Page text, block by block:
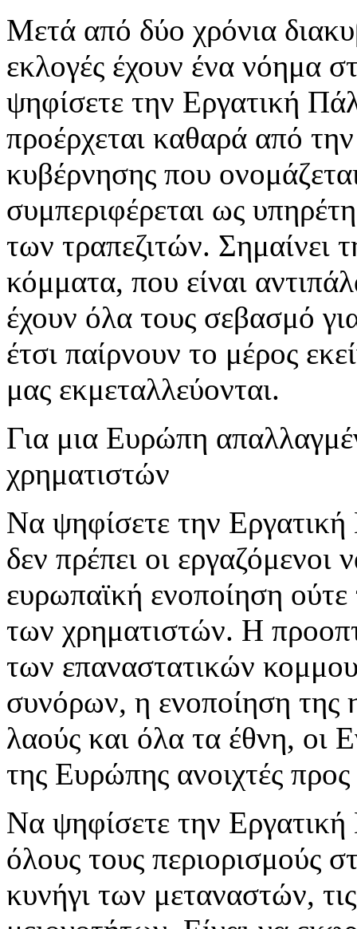
Μετά από δύο χρόνια
εκλογές έχουν ένα νόημα
ψηφίσετε την Εργατική
προέρχεται καθαρά από
κυβέρνησης που
συμπεριφέρεται ως
των τραπεζιτών. Σημαίνει
κόμματα, που είναι
έχουν όλα τους σεβασμό
έτσι παίρνουν το μέρος
μας εκμεταλλεύονται.
Για μια Ευρώπη
χρηματιστών
Να ψηφίσετε την Εργατική
δεν πρέπει οι
ευρωπαϊκή ενοποίηση
των χρηματιστών. Η
των επαναστατικών
συνόρων, η ενοποίηση της
λαούς και όλα τα έθνη, οι
της Ευρώπης ανοιχτές προς
Να ψηφίσετε την Εργατική
όλους τους περιορισμούς
κυνήγι των μεταναστών,